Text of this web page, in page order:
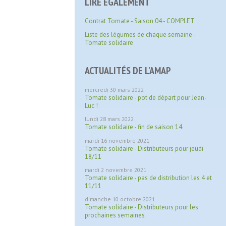
Contrat Tomate - Saison 04 - COMPLET
Liste des légumes de chaque semaine -
Tomate solidaire
ACTUALITÉS DE L'AMAP
mercredi 30 mars 2022
Tomate solidaire - pot de départ pour Jean-
Luc !
lundi 28 mars 2022
Tomate solidaire - fin de saison 14
mardi 16 novembre 2021
Tomate solidaire - Distributeurs pour jeudi
18/11
mardi 2 novembre 2021
Tomate solidaire - pas de distribution les 4 et
11/11
dimanche 10 octobre 2021
Tomate solidaire - Distributeurs pour les
prochaines semaines